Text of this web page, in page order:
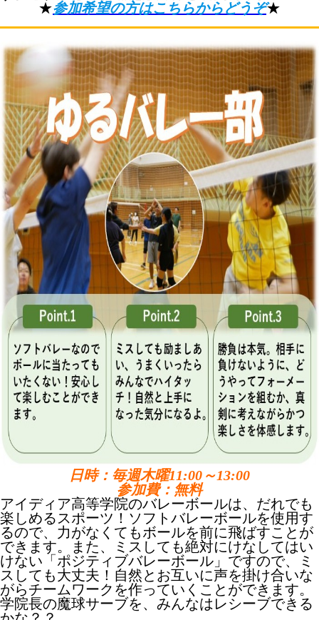
★参加希望の方はこちらからどうぞ★
日時：毎週木曜11:00～13:00
参加費：無料
アイディア高等学院のバレーボールは、だれでも
楽しめるスポーツ！ソフトバレーボールを使用す
るので、力がなくてもボールを前に飛ばすことが
できます。また、ミスしても絶対にけなしてはい
けない「ポジティブバレーボール」ですので、ミ
スしても大丈夫！自然とお互いに声を掛け合いな
がらチームワークを作っていくことができます。
学院長の魔球サーブを、みんなはレシーブできる